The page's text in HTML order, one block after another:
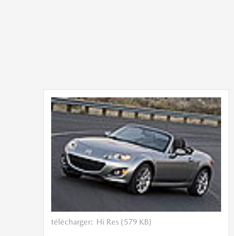
télécharger: Hi Res (579 KB)